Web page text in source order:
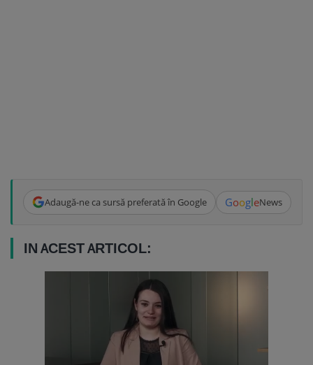
Adaugă-ne ca sursă preferată în Google GoogleNews
IN ACEST ARTICOL: